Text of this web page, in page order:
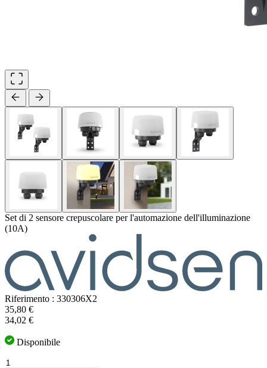
Set di 2 sensore crepuscolare per l'automazione dell'illuminazione
(10A)
Riferimento : 330306X2
Il
prezzo
dalle
scelte
34,02 €
35,80 €
Disponibile
Quantità